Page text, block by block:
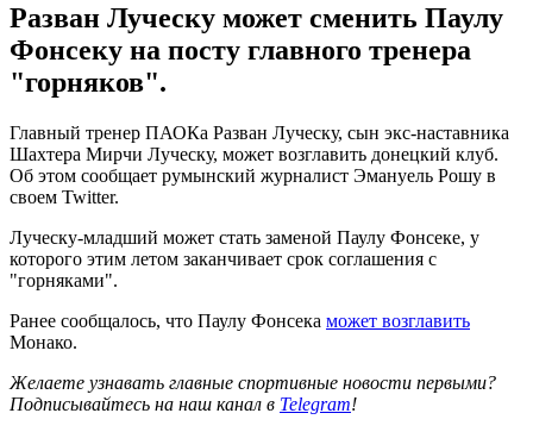
Разван Луческу может сменить Паулу
Фонсеку на посту главного тренера
"горняков".
Главный тренер ПАОКа Разван Луческу, сын экс-наставника
Шахтера Мирчи Луческу, может возглавить донецкий клуб.
Об этом сообщает румынский журналист Эмануель Рошу в
своем Twitter.
Луческу-младший может стать заменой Паулу Фонсеке, у
которого этим летом заканчивает срок соглашения с
"горняками".
Ранее сообщалось, что Паулу Фонсека может возглавить
Монако.
Желаете узнавать главные спортивные новости первыми?
Подписывайтесь на наш канал в Telegram!